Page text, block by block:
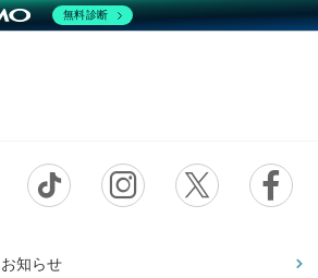
お知らせ
無料診断